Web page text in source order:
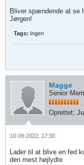
Bliver spændende at se
Jørgen!
Tags: Ingen
Magge
Senior
Oprettet:
10-09-2022, 17:30
Lader til at blive en fed
den mest højlydte